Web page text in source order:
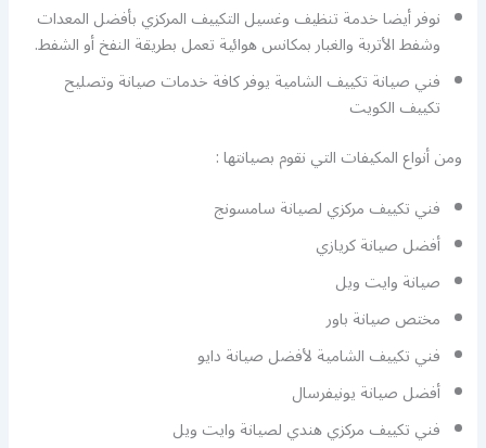
نوفر أيضا خدمة تنظيف وغسيل التكييف المركزي بأفضل المعدات
وشفط الأتربة والغبار بمكانس هوائية تعمل بطريقة النفخ أو الشفط.
فني صيانة تكييف الشامية يوفر كافة خدمات صيانة وتصليح
تكييف الكويت
ومن أنواع المكيفات التي نقوم بصيانتها :
فني تكييف مركزي لصيانة سامسونج
أفضل صيانة كريازي
صيانة وايت ويل
مختص صيانة باور
فني تكييف الشامية لأفضل صيانة دايو
أفضل صيانة يونيفرسال
فني تكييف مركزي هندي لصيانة وايت ويل